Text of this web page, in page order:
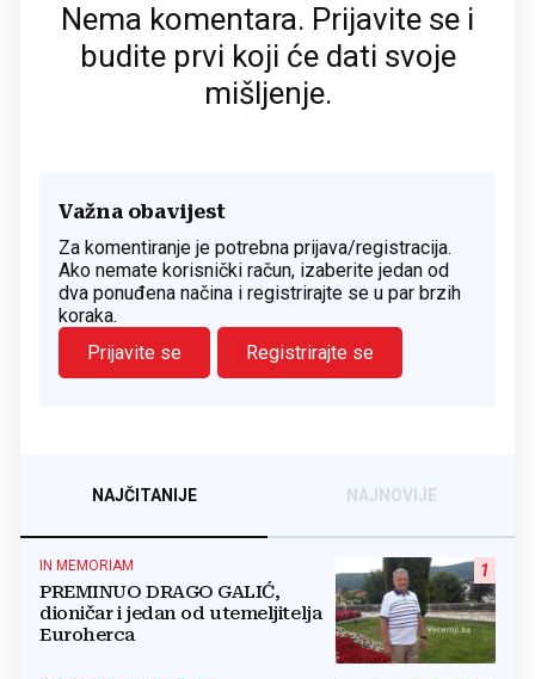
Nema komentara. Prijavite se i
budite prvi koji će dati svoje
mišljenje.
Važna obavijest
Za komentiranje je potrebna prijava/registracija.
Ako nemate korisnički račun, izaberite jedan od
dva ponuđena načina i registrirajte se u par brzih
koraka.
Prijavite se
Registrirajte se
NAJČITANIJE NAJNOVIJE
1
IN MEMORIAM
PREMINUO DRAGO GALIĆ,
dioničar i jedan od utemeljitelja
Euroherca